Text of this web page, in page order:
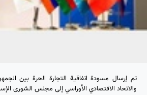
تم إرسال مسودة اتفاقية التجارة الحرة بين
والاتحاد الاقتصادي الأوراسي إلى مجلس الشورى